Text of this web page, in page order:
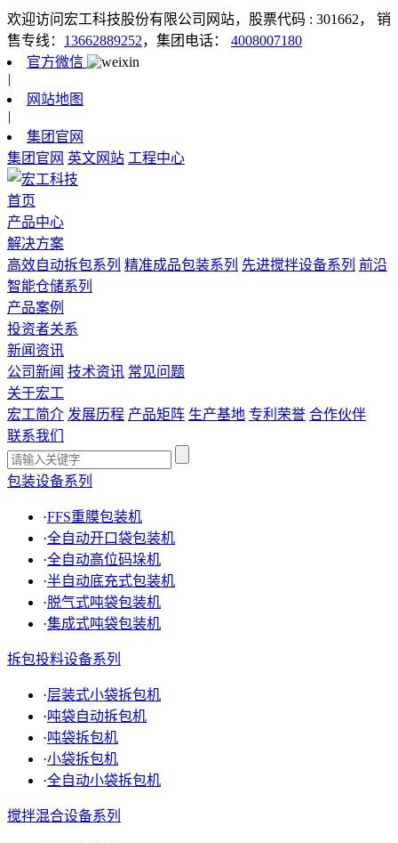
欢迎访问宏工科技股份有限公司网站，股票代码 : 301662，
销
售专线： 13662889252，集团电话： 4008007180
官方微信
|
网站地图
|
集团官网
集团官网 英文网站 工程中心
首页
产品中心
解决方案
高效自动拆包系列 精准成品包装系列 先进搅拌设备系列 前沿
智能仓储系列
产品案例
投资者关系
新闻资讯
公司新闻 技术资讯 常见问题
关于宏工
宏工简介 发展历程 产品矩阵 生产基地 专利荣誉 合作伙伴
联系我们
包装设备系列
·FFS重膜包装机
·全自动开口袋包装机
·全自动高位码垛机
·半自动底充式包装机
·脱气式吨袋包装机
·集成式吨袋包装机
拆包投料设备系列
·层装式小袋拆包机
·吨袋自动拆包机
·吨袋拆包机
·小袋拆包机
·全自动小袋拆包机
搅拌混合设备系列